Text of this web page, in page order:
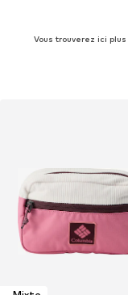
Vous trouverez ici